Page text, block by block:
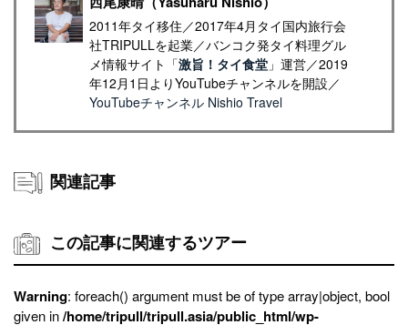
2011年タイ移住／2017年4月タイ国内旅行会
社TRIPULLを起業／バンコク発タイ料理グル
メ情報サイト「激旨！タイ食堂」運営／2019
年12月1日よりYouTubeチャンネルを開設／
YouTubeチャンネル Nishio Travel
関連記事
この記事に関連するツアー
Warning: foreach() argument must be of type array|object, bool
given in/home/tripull/tripull.asia/public_html/wp-